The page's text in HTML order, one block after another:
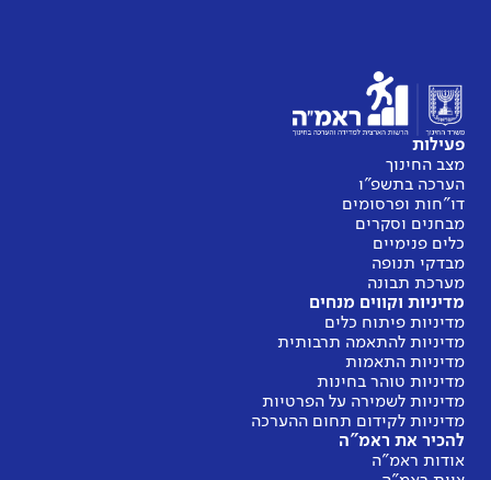
פעילות
מצב החינוך
הערכה בתשפ"ו
דו"חות ופרסומים
מבחנים וסקרים
כלים פנימיים
מבדקי תנופה
מערכת תבונה
מדיניות וקווים מנחים
מדיניות פיתוח כלים
מדיניות להתאמה תרבותית
מדיניות התאמות
מדיניות טוהר בחינות
מדיניות לשמירה על הפרטיות
מדיניות לקידום תחום ההערכה
להכיר את ראמ"ה
אודות ראמ"ה